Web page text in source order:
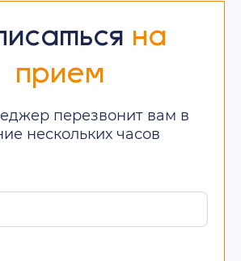
на
прием
перезвонит вам в
нескольких часов